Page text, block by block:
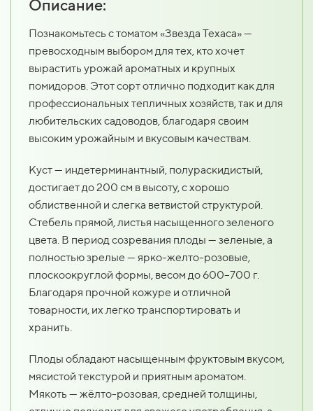
Описание:
Познакомьтесь с томатом «Звезда Техаса» —
превосходным выбором для тех, кто хочет
вырастить урожай ароматных и крупных
помидоров. Этот сорт отлично подходит как для
профессиональных тепличных хозяйств, так и для
любительских садоводов, благодаря своим
высоким урожайным и вкусовым качествам.
Куст — индетерминантный, полураскидистый,
достигает до 200 см в высоту, с хорошо
облиственной и слегка ветвистой структурой.
Стебель прямой, листья насыщенного зеленого
цвета. В период созревания плоды — зеленые, а
полностью зрелые — ярко-желто-розовые,
плоскоокруглой формы, весом до 600–700 г.
Благодаря прочной кожуре и отличной
товарности, их легко транспортировать и
хранить.
Плоды обладают насыщенным фруктовым вкусом,
мясистой текстурой и приятным ароматом.
Мякоть — жёлто-розовая, средней толщины,